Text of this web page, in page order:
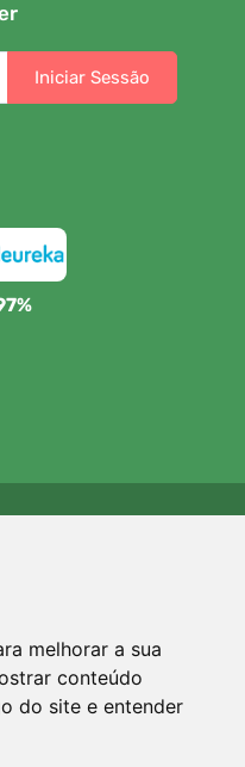
melhorar a sua
conteúdo
do site e entender
Iniciar Sessão
uma árvore! Leia mais